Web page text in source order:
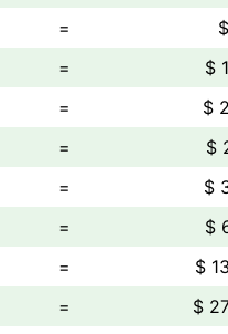
=
=
$
=
$
=
$
=
$
=
$
=
$
=
$